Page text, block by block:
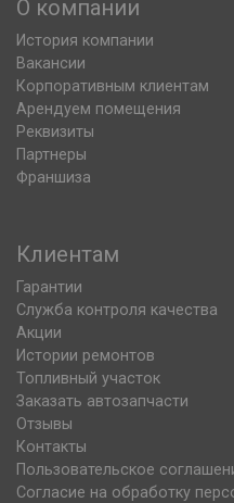
О компании
История компании
Вакансии
Корпоративным клиентам
Арендуем помещения
Реквизиты
Партнеры
Франшиза
Клиентам
Гарантии
Служба контроля качества
Акции
Истории ремонтов
Топливный участок
Заказать автозапчасти
Отзывы
Контакты
Пользовательское
Согласие на обработку